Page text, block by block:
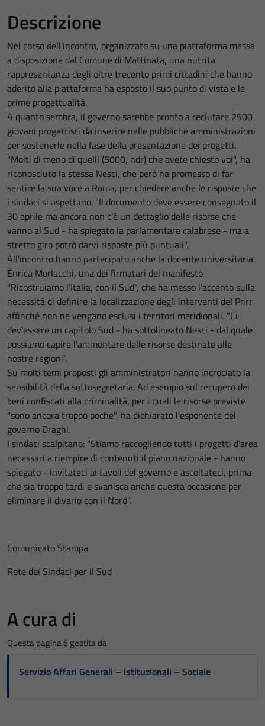
Descrizione
Nel corso dell'incontro, organizzato su una piattaforma messa
a disposizione dal Comune di Mattinata, una nutrita
rappresentanza degli oltre trecento primi cittadini che hanno
aderito alla piattaforma ha esposto il suo punto di vista e le
prime progettualità.
A quanto sembra, il governo sarebbe pronto a reclutare 2500
giovani progettisti da inserire nelle pubbliche amministrazioni
per sostenerle nella fase della presentazione dei progetti.
"Molti di meno di quelli (5000, ndr) che avete chiesto voi", ha
riconosciuto la stessa Nesci, che però ha promesso di far
sentire la sua voce a Roma, per chiedere anche le risposte che
i sindaci si aspettano. "Il documento deve essere consegnato il
30 aprile ma ancora non c'è un dettaglio delle risorse che
vanno al Sud - ha spiegato la parlamentare calabrese - ma a
stretto giro potrò darvi risposte più puntuali".
All'incontro hanno partecipato anche la docente universitaria
Enrica Morlacchi, una dei firmatari del manifesto
"Ricostruiamo l'Italia, con il Sud", che ha messo l'accento sulla
necessità di definire la localizzazione degli interventi del Pnrr
affinché non ne vengano esclusi i territori meridionali. "Ci
dev'essere un capitolo Sud - ha sottolineato Nesci - dal quale
possiamo capire l'ammontare delle risorse destinate alle
nostre regioni".
Su molti temi proposti gli amministratori hanno incrociato la
sensibilità della sottosegretaria. Ad esempio sul recupero dei
beni confiscati alla criminalità, per i quali le risorse previste
"sono ancora troppo poche", ha dichiarato l'esponente del
governo Draghi.
I sindaci scalpitano: "Stiamo raccogliendo tutti i progetti d'area
necessari a riempire di contenuti il piano nazionale - hanno
spiegato - invitateci ai tavoli del governo e ascoltateci, prima
che sia troppo tardi e svanisca anche questa occasione per
eliminare il divario con il Nord".
Comunicato Stampa
Rete dei Sindaci per il Sud
A cura di
Questa pagina è gestita da
Servizio Affari Generali – Istituzionali – Sociale